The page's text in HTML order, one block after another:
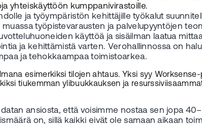
yhteiskäyttöön kumppanivirastoille.
ja työympäristön kehittäjille työkalut
työpistevarausten ja palvelupyyntöjen
käyttöä ja sisäilman laatua
ja kehittämistä varten. Verohallinnossa on
ja tehokkaampaa toimistoarkea.
esimerkiksi tilojen ahtaus. Yksi syy
tiukemman ylibuukkauksen ja
ansiosta, että voisimme nostaa sen jopa
on, sillä kaikki eivät ole samaan aikaan